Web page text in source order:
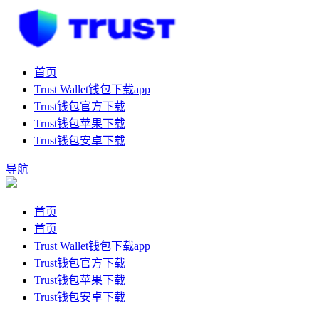
首页
Trust Wallet钱包下载app
Trust钱包官方下载
Trust钱包苹果下载
Trust钱包安卓下载
导航
首页
首页
Trust Wallet钱包下载app
Trust钱包官方下载
Trust钱包苹果下载
Trust钱包安卓下载